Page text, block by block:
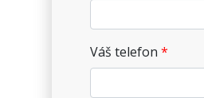
Váš telefon